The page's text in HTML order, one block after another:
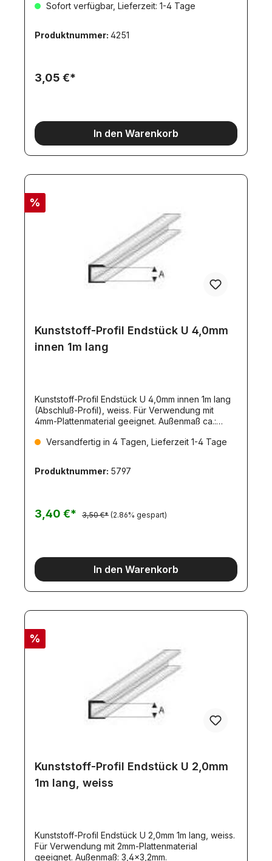
Sofort verfügbar, Lieferzeit: 1-4 Tage
Produktnummer: 4251
3,05 €*
In den Warenkorb
%
Kunststoff-Profil Endstück U 4,0mm
innen 1m lang
Kunststoff-Profil Endstück U 4,0mm innen 1m lang
(Abschluß-Profil), weiss. Für Verwendung mit
4mm-Plattenmaterial geeignet. Außenmaß ca.:
Versandfertig in 4 Tagen, Lieferzeit 1-4 Tage
Produktnummer: 5797
3,40 €* 3,50 €* (2.86% gespart)
In den Warenkorb
%
Kunststoff-Profil Endstück U 2,0mm
1m lang, weiss
Kunststoff-Profil Endstück U 2,0mm 1m lang, weiss.
Für Verwendung mit 2mm-Plattenmaterial
geeignet. Außenmaß: 3,4x3,2mm.